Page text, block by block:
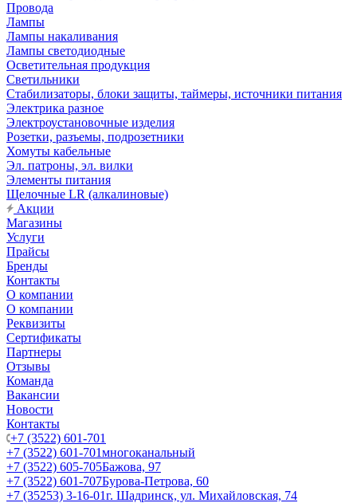
Провода
Лампы
Лампы накаливания
Лампы светодиодные
Осветительная продукция
Светильники
Стабилизаторы, блоки защиты, таймеры, источники питания
Электрика разное
Электроустановочные изделия
Розетки, разъемы, подрозетники
Хомуты кабельные
Эл. патроны, эл. вилки
Элементы питания
Щелочные LR (алкалиновые)
Акции
Магазины
Услуги
Прайсы
Бренды
Контакты
О компании
О компании
Реквизиты
Сертификаты
Партнеры
Отзывы
Команда
Вакансии
Новости
Контакты
+7 (3522) 601-701
+7 (3522) 601-701многоканальный
+7 (3522) 605-705Бажова, 97
+7 (3522) 601-707Бурова-Петрова, 60
+7 (35253) 3-16-01г. Шадринск, ул. Михайловская, 74